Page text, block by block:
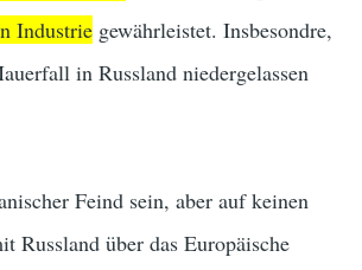
Industrie gewährleistet. Insbesondre,
in Russland niedergelassen
Feind sein, aber auf keinen
über das Europäische